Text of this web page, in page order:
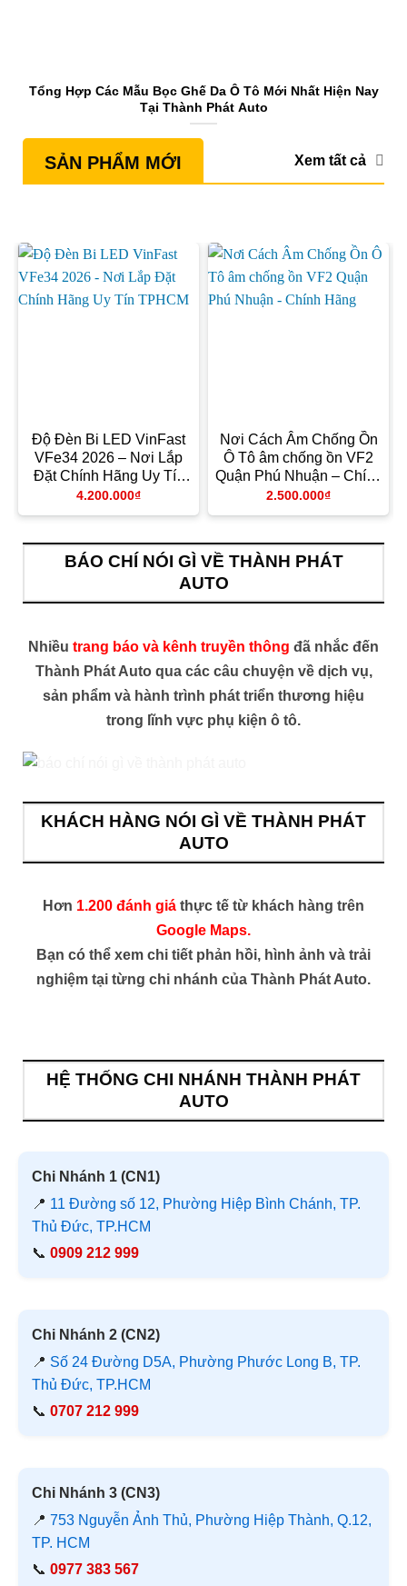
Tổng Hợp Các Mẫu Bọc Ghế Da Ô Tô Mới Nhất Hiện Nay
Tại Thành Phát Auto
SẢN PHẨM MỚI Xem tất cả
Độ Đèn Bi LED VinFast
VFe34 2026 – Nơi Lắp
Đặt Chính Hãng Uy Tín
TPHCM
4.200.000₫
Nơi Cách Âm Chống Ồn
Ô Tô âm chống ồn VF2
Quận Phú Nhuận – Chính
Hãng
2.500.000₫
BÁO CHÍ NÓI GÌ VỀ THÀNH PHÁT
AUTO
Nhiều trang báo và kênh truyền thông đã nhắc đến
Thành Phát Auto qua các câu chuyện về dịch vụ,
sản phẩm và hành trình phát triển thương hiệu
trong lĩnh vực phụ kiện ô tô.
KHÁCH HÀNG NÓI GÌ VỀ THÀNH PHÁT
AUTO
Hơn 1.200 đánh giá thực tế từ khách hàng trên
Google Maps.
Bạn có thể xem chi tiết phản hồi, hình ảnh và trải
nghiệm tại từng chi nhánh của Thành Phát Auto.
HỆ THỐNG CHI NHÁNH THÀNH PHÁT
AUTO
Chi Nhánh 1 (CN1)
📍 11 Đường số 12, Phường Hiệp Bình Chánh, TP.
Thủ Đức, TP.HCM
📞 0909 212 999
Chi Nhánh 2 (CN2)
📍 Số 24 Đường D5A, Phường Phước Long B, TP.
Thủ Đức, TP.HCM
📞 0707 212 999
Chi Nhánh 3 (CN3)
📍 753 Nguyễn Ảnh Thủ, Phường Hiệp Thành, Q.12,
TP. HCM
📞 0977 383 567